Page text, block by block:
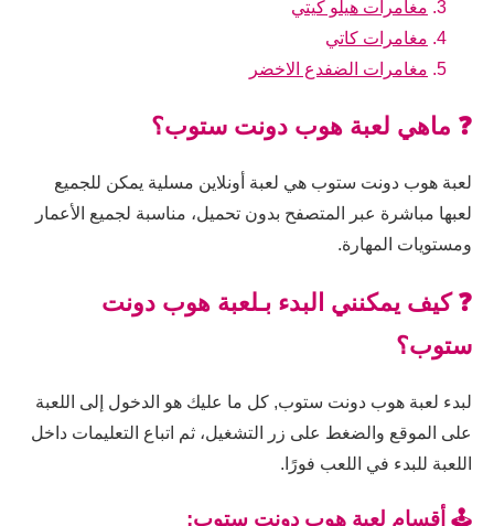
مغامرات هيلو كيتي
مغامرات كاتي
مغامرات الضفدع الاخضر
❓ ماهي لعبة هوب دونت ستوب؟
لعبة هوب دونت ستوب هي لعبة أونلاين مسلية يمكن للجميع
لعبها مباشرة عبر المتصفح بدون تحميل، مناسبة لجميع الأعمار
ومستويات المهارة.
❓ كيف يمكنني البدء بـلعبة هوب دونت
ستوب؟
لبدء لعبة هوب دونت ستوب, كل ما عليك هو الدخول إلى اللعبة
على الموقع والضغط على زر التشغيل، ثم اتباع التعليمات داخل
اللعبة للبدء في اللعب فورًا.
🕹️ أقسام لعبة هوب دونت ستوب: